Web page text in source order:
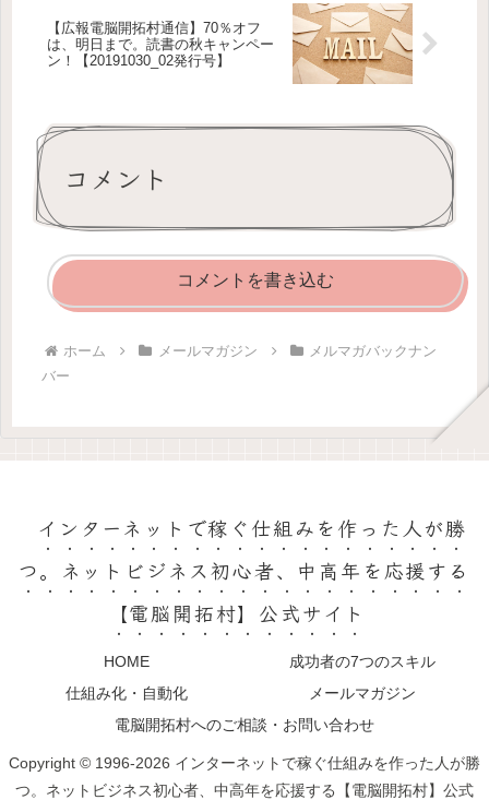
【広報電脳開拓村通信】70％オフ
は、明日まで。読書の秋キャンペー
ン！【20191030_02発行号】
コメント
コメントを書き込む
ホーム メールマガジン
メルマガバックナン
バー
インターネットで稼ぐ仕組みを作った人が勝
つ。ネットビジネス初心者、中高年を応援する
【電脳開拓村】公式サイト
HOME
成功者の7つのスキル
仕組み化・自動化
メールマガジン
電脳開拓村へのご相談・お問い合わせ
Copyright © 1996-2026 インターネットで稼ぐ仕組みを作った人が勝
つ。ネットビジネス初心者、中高年を応援する【電脳開拓村】公式